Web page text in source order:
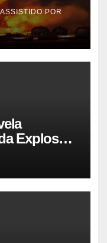
POR
Explosão
–